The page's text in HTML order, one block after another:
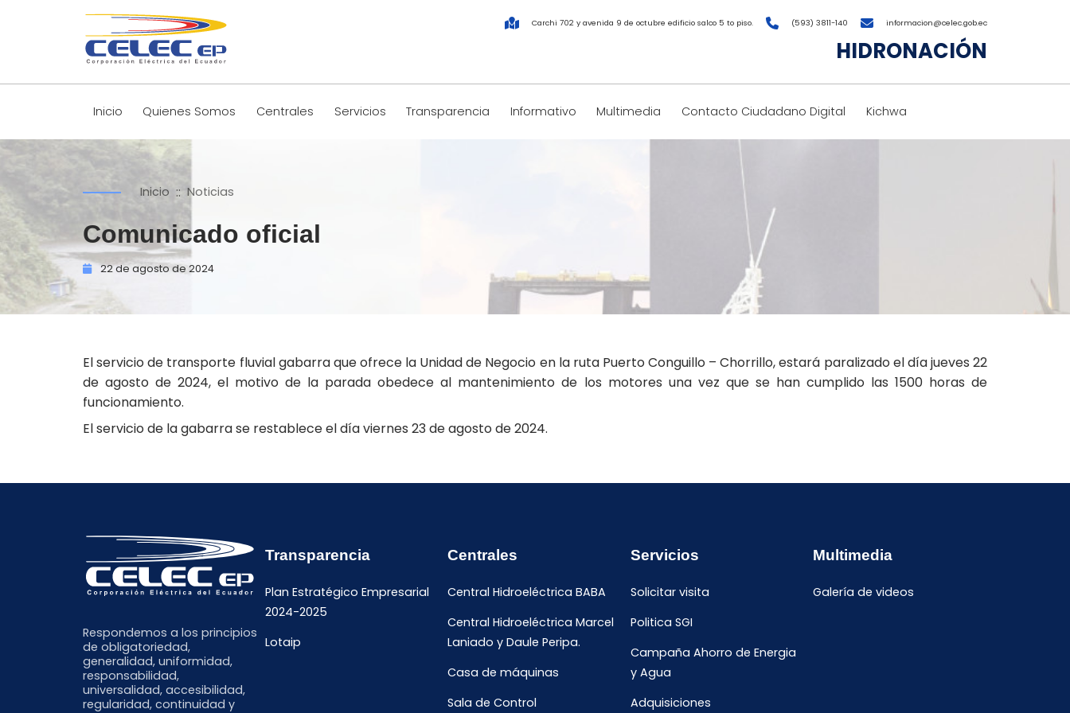
Carchi 702 y avenida 9 de octubre edificio salco 5 to piso. (593) 3811-140 informacion@celec.gob.ec
HIDRONACIÓN
Inicio Quienes Somos Centrales Servicios Transparencia Informativo Multimedia Contacto Ciudadano Digital Kichwa
Inicio :: Noticias
Comunicado oficial
22 deagosto de 2024
El servicio de transporte fluvial gabarra que ofrece la Unidad de Negocio en la ruta Puerto Conguillo – Chorrillo, estará paralizado el día jueves 22
de agosto de 2024, el motivo de la parada obedece al mantenimiento de los motores una vez que se han cumplido las 1500 horas de
funcionamiento.
El servicio de la gabarra se restablece el día viernes 23 de agosto de 2024.
Respondemos a los principios
de obligatoriedad,
generalidad, uniformidad,
responsabilidad,
universalidad, accesibilidad,
regularidad, continuidad y
Transparencia
Plan Estratégico Empresarial
2024-2025
Lotaip
Centrales
Central Hidroeléctrica BABA
Central Hidroeléctrica Marcel
Laniado y Daule Peripa.
Casa de máquinas
Sala de Control
Servicios
Solicitar visita
Politica SGI
Campaña Ahorro de Energia
y Agua
Adquisiciones
Multimedia
Galería de videos